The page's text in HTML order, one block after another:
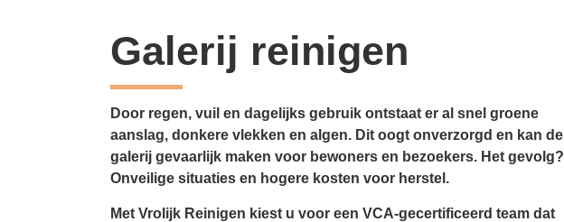
Galerij reinigen
Door regen, vuil en dagelijks gebruik ontstaat er al snel groene
aanslag, donkere vlekken en algen. Dit oogt onverzorgd en kan de
galerij gevaarlijk maken voor bewoners en bezoekers. Het gevolg?
Onveilige situaties en hogere kosten voor herstel.
Met Vrolijk Reinigen kiest u voor een VCA-gecertificeerd team dat